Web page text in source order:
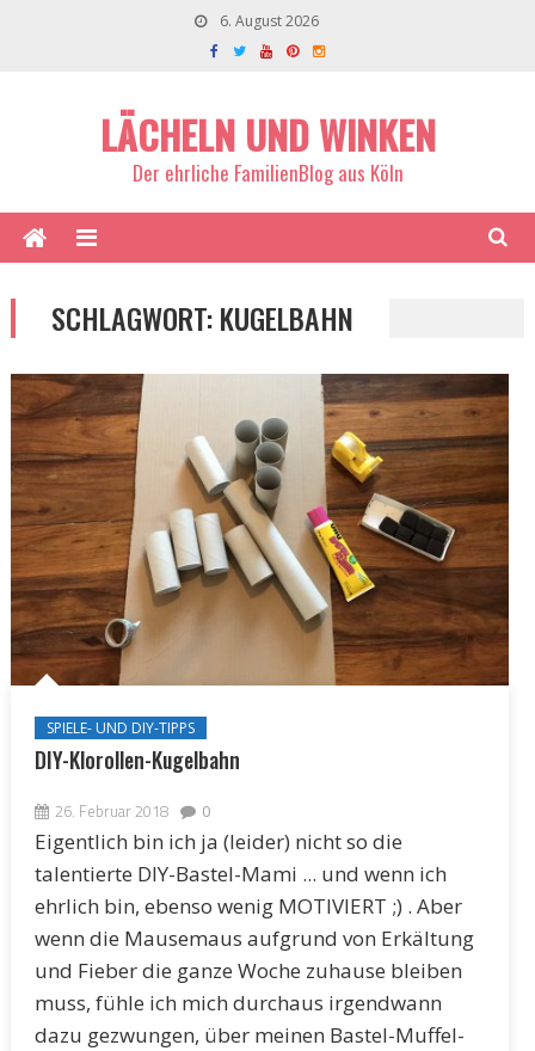
6. August 2026
LÄCHELN UND WINKEN
Der ehrliche FamilienBlog aus Köln
SCHLAGWORT:KUGELBAHN
SPIELE- UND DIY-TIPPS
DIY-Klorollen-Kugelbahn
26. Februar 2018 0
Eigentlich bin ich ja (leider) nicht so die
talentierte DIY-Bastel-Mami ... und wenn ich
ehrlich bin, ebenso wenig MOTIVIERT ;) . Aber
wenn die Mausemaus aufgrund von Erkältung
und Fieber die ganze Woche zuhause bleiben
muss, fühle ich mich durchaus irgendwann
dazu gezwungen, über meinen Bastel-Muffel-